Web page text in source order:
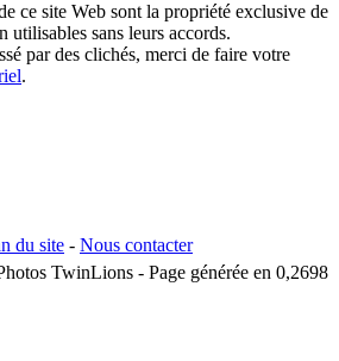
ce site Web sont la propriété exclusive de
utilisables sans leurs accords.
par des clichés, merci de faire votre
.
du site - Nous contacter
TwinLions - Page générée en 0,2698